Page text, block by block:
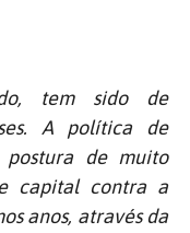
tem sido de
A política de
de muito
capital contra a
anos, através da